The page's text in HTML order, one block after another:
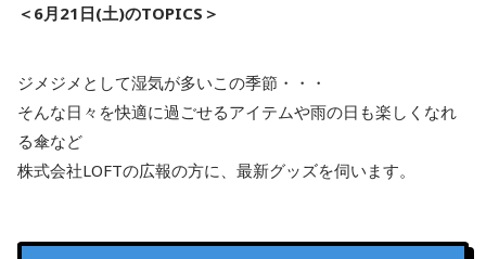
＜6月21日(土)のTOPICS＞
ジメジメとして湿気が多いこの季節・・・
そんな日々を快適に過ごせるアイテムや雨の日も楽しくなれ
る傘など
株式会社LOFTの広報の方に、最新グッズを伺います。